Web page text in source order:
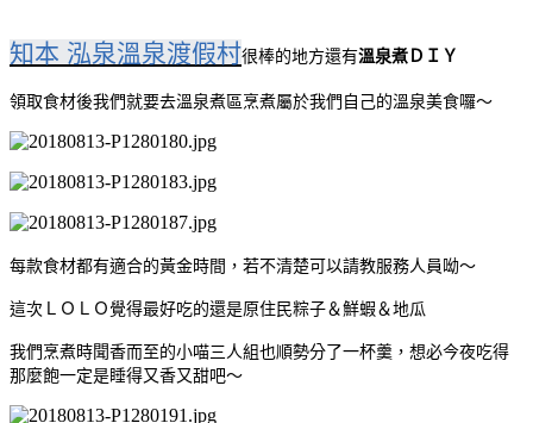
知本 泓泉溫泉渡假村很棒的地方還有溫泉煮ＤＩＹ
領取食材後我們就要去溫泉煮區烹煮屬於我們自己的溫泉美食囉～
每款食材都有適合的黃金時間，若不清楚可以請教服務人員呦～
這次ＬＯＬＯ覺得最好吃的還是原住民粽子＆鮮蝦＆地瓜
我們烹煮時聞香而至的小喵三人組也順勢分了一杯羹，想必今夜吃得
那麼飽一定是睡得又香又甜吧～